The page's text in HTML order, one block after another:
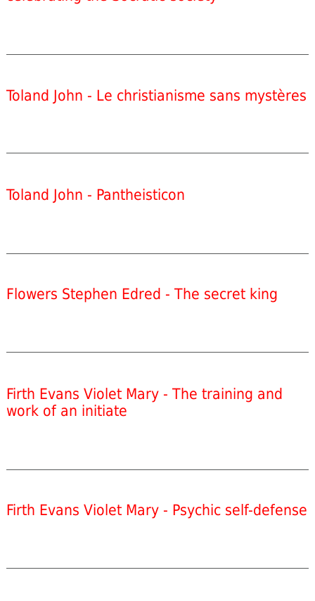
Toland John - Le christianisme sans mystères
Toland John - Pantheisticon
Flowers Stephen Edred - The secret king
Firth Evans Violet Mary - The training and
work of an initiate
Firth Evans Violet Mary - Psychic self-defense